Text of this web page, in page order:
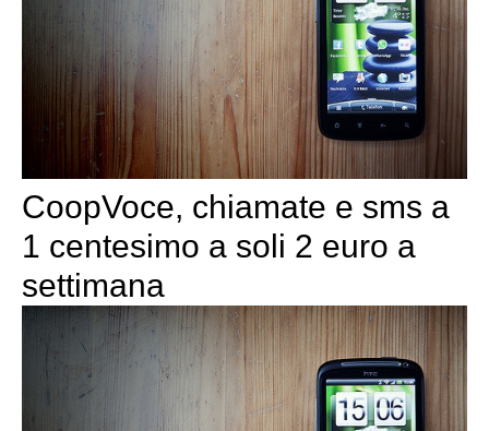
CoopVoce, chiamate e sms a
1 centesimo a soli 2 euro a
settimana